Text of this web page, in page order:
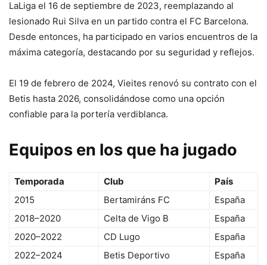
LaLiga el 16 de septiembre de 2023, reemplazando al
lesionado Rui Silva en un partido contra el FC Barcelona.
Desde entonces, ha participado en varios encuentros de la
máxima categoría, destacando por su seguridad y reflejos.
El 19 de febrero de 2024, Vieites renovó su contrato con el
Betis hasta 2026, consolidándose como una opción
confiable para la portería verdiblanca.
Equipos en los que ha jugado
Temporada Club
País
2015
Bertamiráns FC
España
2018–2020
Celta de Vigo B
España
2020–2022
CD Lugo
España
2022–2024
Betis Deportivo España